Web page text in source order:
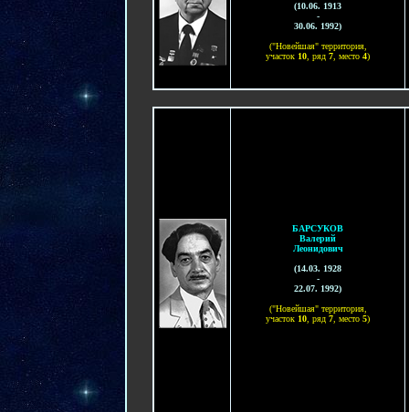
(10.06. 1913
-
30.06. 1992)
("Новейшая" территория,
участок 10, ряд 7, место 4)
БАРСУКОВ
Валерий
Леонидович
(14.03. 1928
-
22.07. 1992)
("Новейшая" территория,
участок 10, ряд 7, место 5)